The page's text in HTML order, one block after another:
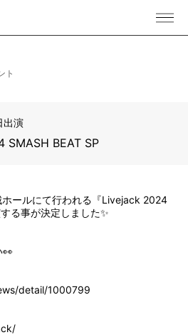
ト
出演
SMASH BEAT SP
ールにて行われる『Livejack 2024
る事が決定しました✨
👀
detail/1000799